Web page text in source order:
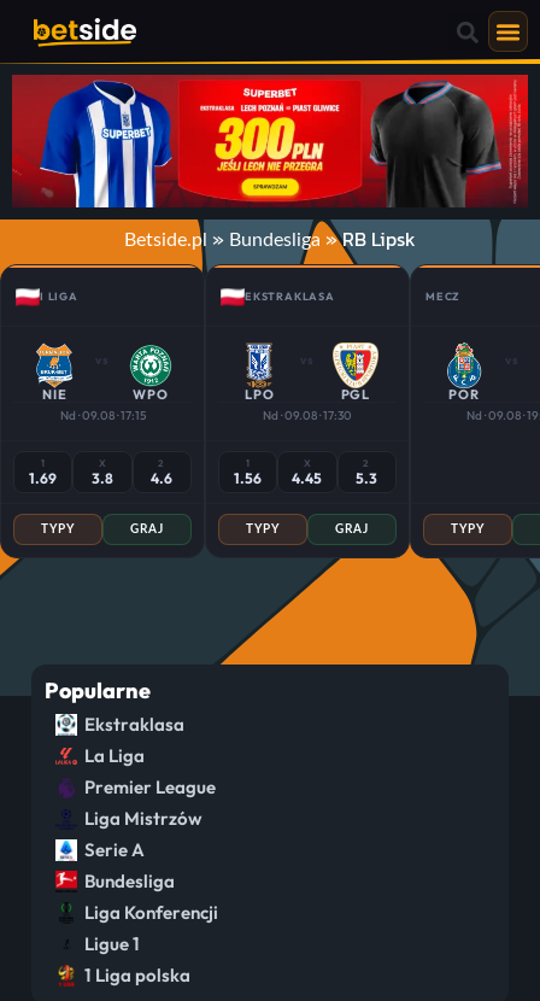
Betside.pl » Bundesliga »RB Lipsk
I LIGA
NIE
vs
WPO
Nd · 09.08 · 17:15
1
1.69
X
3.8
2
4.6
TYPY GRAJ
EKSTRAKLASA
LPO
vs
PGL
Nd · 09.08 · 17:30
1
1.56
X
4.45
2
5.3
TYPY GRAJ
MECZ
POR
vs
Nd · 09.08 ·
TYPY
Popularne
Ekstraklasa
La Liga
Premier League
Liga Mistrzów
Serie A
Bundesliga
Liga Konferencji
Ligue 1
1 Liga polska